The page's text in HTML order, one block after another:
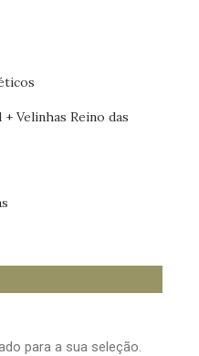
Velinhas Reino das
para a sua seleção.